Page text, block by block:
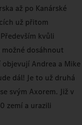
až po Kanárské
už přitom
kvůli
dosáhnout
Andrea a Mike
dál! Je to už druhá
svým Axorem. Již v
zemí a urazili